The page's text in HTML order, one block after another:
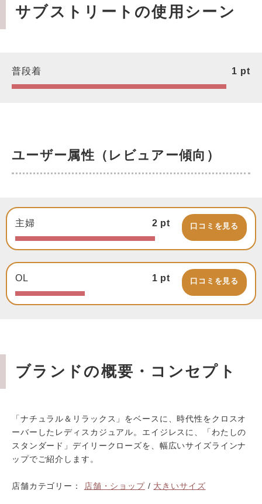
サブストリートの使用シーン
普段着 1 pt
ユーザー属性（レビュアー傾向）
主婦 2 pt 口コミを見る
OL 1 pt 口コミを見る
ブランドの概要・コンセプト
「ナチュラル＆リラックス」をベースに、時代性をクロスオ
ーバーしたレディスカジュアル。エイジレスに、「わたしの
スタンダード」デイリークローズを、幅広いサイズラインナ
ップでご紹介します。
店舗カテゴリー： 店舗・ショップ/ 大きいサイズ